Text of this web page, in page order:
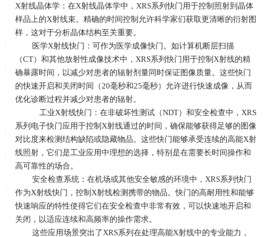
X射线晶体学：在X射线晶体学中， XRS系列快门用于控制照射到晶体
样品上的X射线束。精确的时间控制允许科学家们获取更清晰的衍射图
样，这对于分析晶体结构至关重要。
医学X射线快门：可作为医学成像快门。如计算机断层扫描
（CT）和其他放射性成像技术中， XRS系列快门用于控制 X射线的精
确暴露时间，以减少对患者的辐射剂量同时保证图像质量。这些快门
的快速开启和关闭时间（20毫秒和25毫秒）允许进行快速成像，从而
优化诊断过程并减少对患者的辐射。
工业X射线快门：在非破坏性测试（NDT）和安全检查中， XRS
系列电子快门应用于控制 X射线通过的时间，确保能够获得足够的图像
对比度来检测结构缺陷或隐藏物品。这些快门能够承受连续的高能X射
线照射，它们是工业应用中理想的选择，特别是在需要长时间操作和
高可靠性的场合。
安全检查系统：在机场或其他安全敏感的环境中， XRS系列快门
作为X射线快门，控制 X射线检测携带的物品。快门的高耐用性和能够
快速响应的特性使得它们在安全检查中非常有效，可以快速地开启和
关闭，以适应连续和高频率的操作需求。
这些应用场景突出了 XRS系列在处理高能X射线中的专业能力，